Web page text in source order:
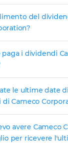
del
i dividendi
le ultime date
Cameco
avere Cameco
per ricevere